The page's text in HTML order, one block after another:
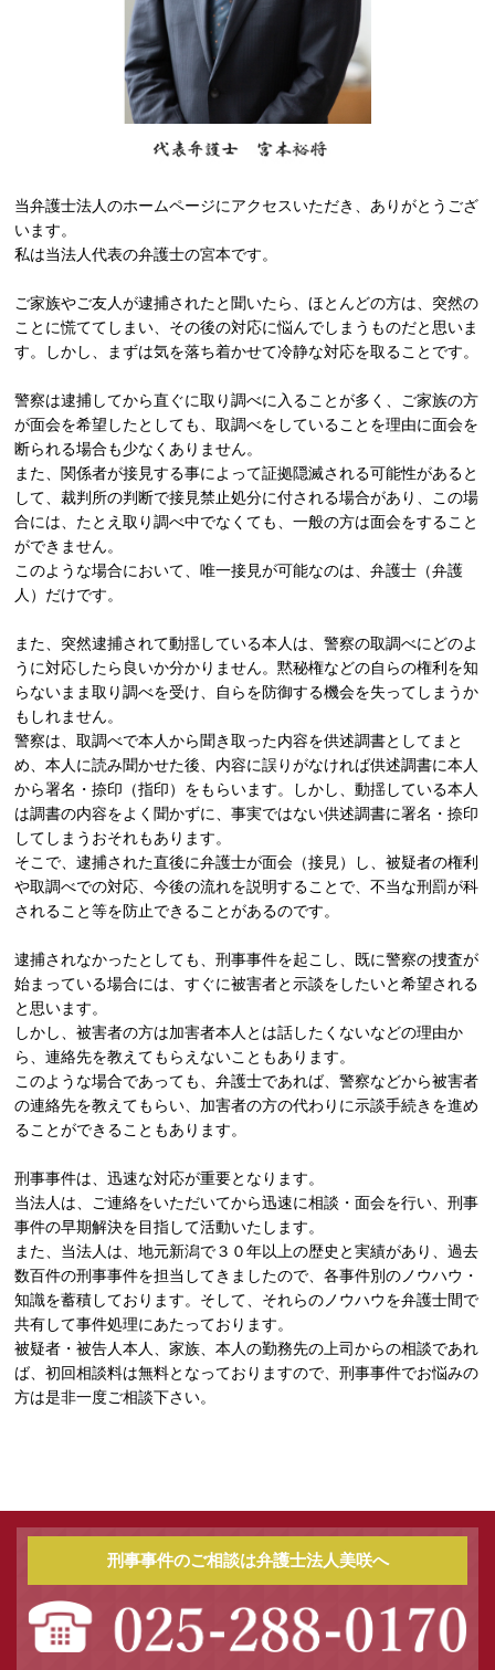
当弁護士法人のホームページにアクセスいただき、ありがとうござ
います。
私は当法人代表の弁護士の宮本です。
ご家族やご友人が逮捕されたと聞いたら、ほとんどの方は、突然の
ことに慌ててしまい、その後の対応に悩んでしまうものだと思いま
す。しかし、まずは気を落ち着かせて冷静な対応を取ることです。
警察は逮捕してから直ぐに取り調べに入ることが多く、ご家族の方
が面会を希望したとしても、取調べをしていることを理由に面会を
断られる場合も少なくありません。
また、関係者が接見する事によって証拠隠滅される可能性があると
して、裁判所の判断で接見禁止処分に付される場合があり、この場
合には、たとえ取り調べ中でなくても、一般の方は面会をすること
ができません。
このような場合において、唯一接見が可能なのは、弁護士（弁護
人）だけです。
また、突然逮捕されて動揺している本人は、警察の取調べにどのよ
うに対応したら良いか分かりません。黙秘権などの自らの権利を知
らないまま取り調べを受け、自らを防御する機会を失ってしまうか
もしれません。
警察は、取調べで本人から聞き取った内容を供述調書としてまと
め、本人に読み聞かせた後、内容に誤りがなければ供述調書に本人
から署名・捺印（指印）をもらいます。しかし、動揺している本人
は調書の内容をよく聞かずに、事実ではない供述調書に署名・捺印
してしまうおそれもあります。
そこで、逮捕された直後に弁護士が面会（接見）し、被疑者の権利
や取調べでの対応、今後の流れを説明することで、不当な刑罰が科
されること等を防止できることがあるのです。
逮捕されなかったとしても、刑事事件を起こし、既に警察の捜査が
始まっている場合には、すぐに被害者と示談をしたいと希望される
と思います。
しかし、被害者の方は加害者本人とは話したくないなどの理由か
ら、連絡先を教えてもらえないこともあります。
このような場合であっても、弁護士であれば、警察などから被害者
の連絡先を教えてもらい、加害者の方の代わりに示談手続きを進め
ることができることもあります。
刑事事件は、迅速な対応が重要となります。
当法人は、ご連絡をいただいてから迅速に相談・面会を行い、刑事
事件の早期解決を目指して活動いたします。
また、当法人は、地元新潟で３０年以上の歴史と実績があり、過去
数百件の刑事事件を担当してきましたので、各事件別のノウハウ・
知識を蓄積しております。そして、それらのノウハウを弁護士間で
共有して事件処理にあたっております。
被疑者・被告人本人、家族、本人の勤務先の上司からの相談であれ
ば、初回相談料は無料となっておりますので、刑事事件でお悩みの
方は是非一度ご相談下さい。
刑事事件のご相談は弁護士法人美咲へ